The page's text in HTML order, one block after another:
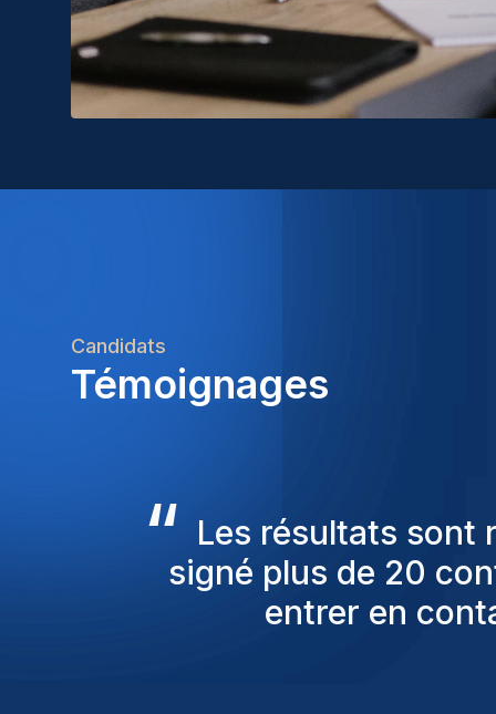
Candidats
Témoignages
“ Les consultants
pour nous
sont toujours